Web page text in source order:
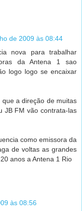
de 2009 às 08:44
nova para trabalhar
da Antena 1 sao
logo logo se encaixar
a direção de muitas
JB FM vão contrata-las
como emissora da
de voltas as grandes
anos a Antena 1 Rio
às 08:56